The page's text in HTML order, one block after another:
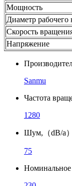
Мощность
Диаметр рабочего
Скорость
Напряжение
Sanmu
Частота
1280
Шум,（dB/a）
75